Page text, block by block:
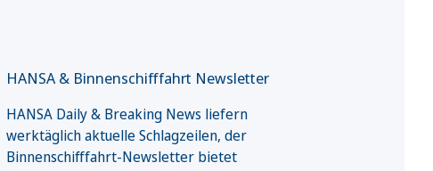
HANSA & Binnenschifffahrt Newsletter
HANSA Daily & Breaking News liefern
werktäglich aktuelle Schlagzeilen, der
Binnenschifffahrt-Newsletter bietet